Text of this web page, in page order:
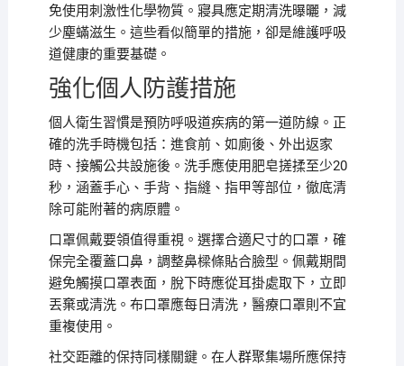
免使用刺激性化學物質。寢具應定期清洗曝曬，減
少塵蟎滋生。這些看似簡單的措施，卻是維護呼吸
道健康的重要基礎。
強化個人防護措施
個人衛生習慣是預防呼吸道疾病的第一道防線。正
確的洗手時機包括：進食前、如廁後、外出返家
時、接觸公共設施後。洗手應使用肥皂搓揉至少20
秒，涵蓋手心、手背、指縫、指甲等部位，徹底清
除可能附著的病原體。
口罩佩戴要領值得重視。選擇合適尺寸的口罩，確
保完全覆蓋口鼻，調整鼻樑條貼合臉型。佩戴期間
避免觸摸口罩表面，脫下時應從耳掛處取下，立即
丟棄或清洗。布口罩應每日清洗，醫療口罩則不宜
重複使用。
社交距離的保持同樣關鍵。在人群聚集場所應保持